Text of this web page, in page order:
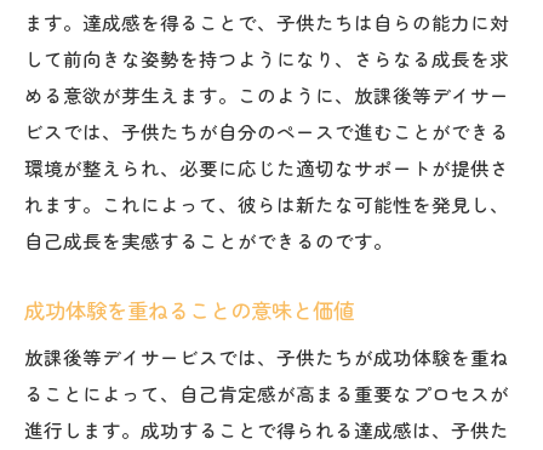
ます。達成感を得ることで、子供たちは自らの能力に対
して前向きな姿勢を持つようになり、さらなる成長を求
める意欲が芽生えます。このように、放課後等デイサー
ビスでは、子供たちが自分のペースで進むことができる
環境が整えられ、必要に応じた適切なサポートが提供さ
れます。これによって、彼らは新たな可能性を発見し、
自己成長を実感することができるのです。
成功体験を重ねることの意味と価値
放課後等デイサービスでは、子供たちが成功体験を重ね
ることによって、自己肯定感が高まる重要なプロセスが
進行します。成功することで得られる達成感は、子供た